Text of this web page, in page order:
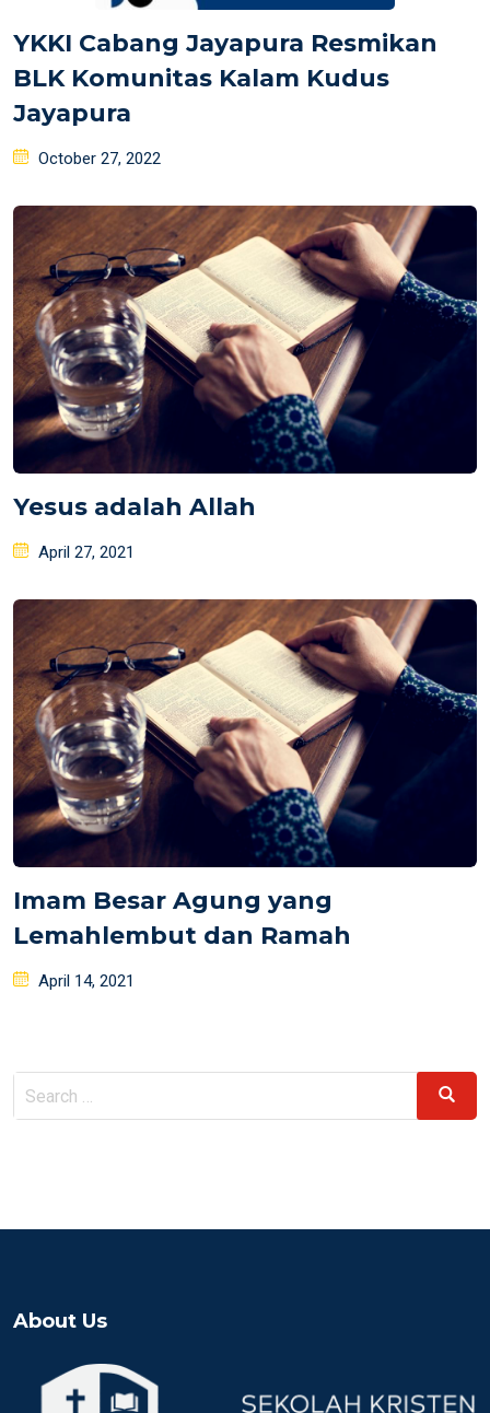
YKKI Cabang Jayapura Resmikan
BLK Komunitas Kalam Kudus
Jayapura
Posted
October 27, 2022
Yesus adalah Allah
Posted
April 27, 2021
Imam Besar Agung yang
Lemahlembut dan Ramah
Posted
April 14, 2021
Search
for:
Search
About Us